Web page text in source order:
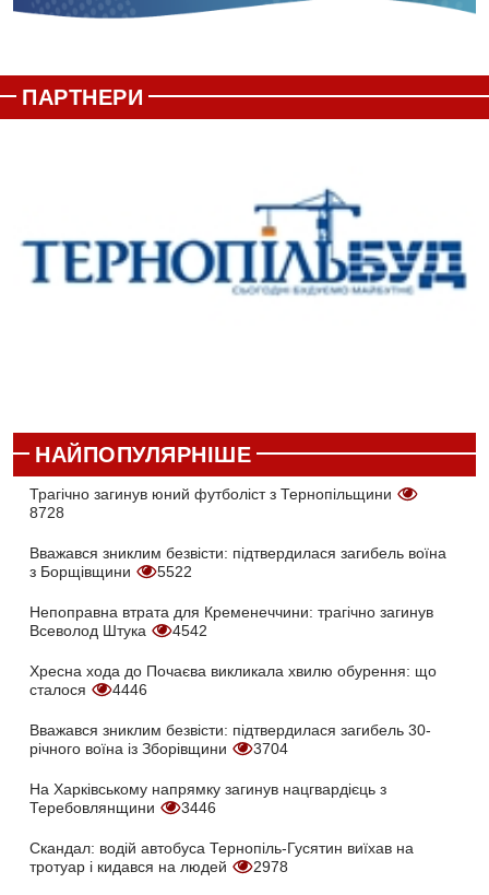
ПАРТНЕРИ
НАЙПОПУЛЯРНІШЕ
Трагічно загинув юний футболіст з Тернопільщини
8728
Вважався зниклим безвісти: підтвердилася загибель воїна
з Борщівщини
5522
Непоправна втрата для Кременеччини: трагічно загинув
Всеволод Штука
4542
Хресна хода до Почаєва викликала хвилю обурення: що
сталося
4446
Вважався зниклим безвісти: підтвердилася загибель 30-
річного воїна із Зборівщини
3704
На Харківському напрямку загинув нацгвардієць з
Теребовлянщини
3446
Скандал: водій автобуса Тернопіль-Гусятин виїхав на
тротуар і кидався на людей
2978